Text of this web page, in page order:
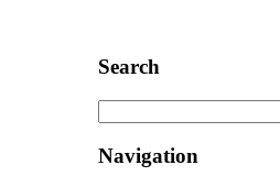
Search
Navigation